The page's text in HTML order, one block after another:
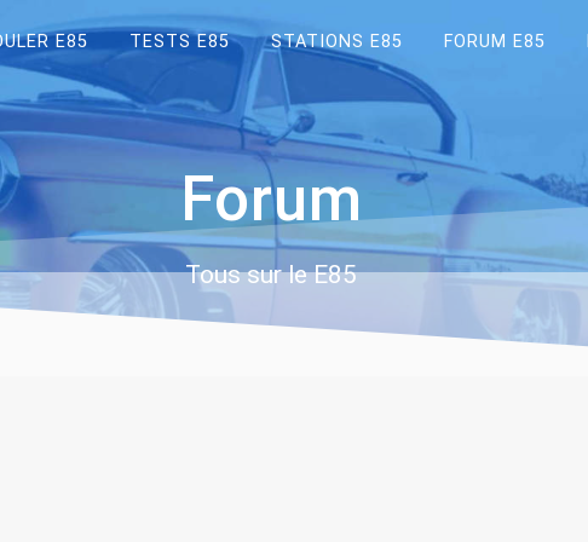
E85 TESTS E85 STATIONS E85 FORUM E85
Forum
Tous sur le E85